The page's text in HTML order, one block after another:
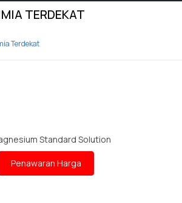
TERDEKAT
Terdekat
Penawaran Harga